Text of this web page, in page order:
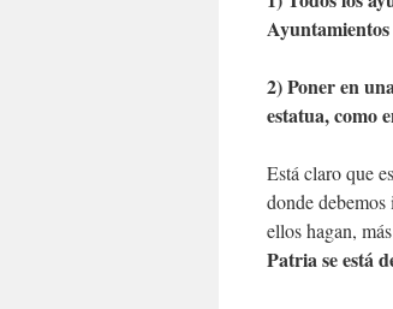
2) Poner en
estatua, como
Está claro que
donde
ellos hagan,
Patria se está